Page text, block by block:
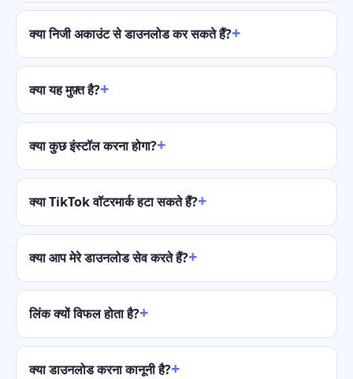
क्या निजी अकाउंट से डाउनलोड कर सकते हैं?
क्या यह मुफ़्त है?
क्या कुछ इंस्टॉल करना होगा?
क्या TikTok वॉटरमार्क हटा सकते हैं?
क्या आप मेरे डाउनलोड सेव करते हैं?
लिंक क्यों विफल होता है?
क्या डाउनलोड करना कानूनी है?